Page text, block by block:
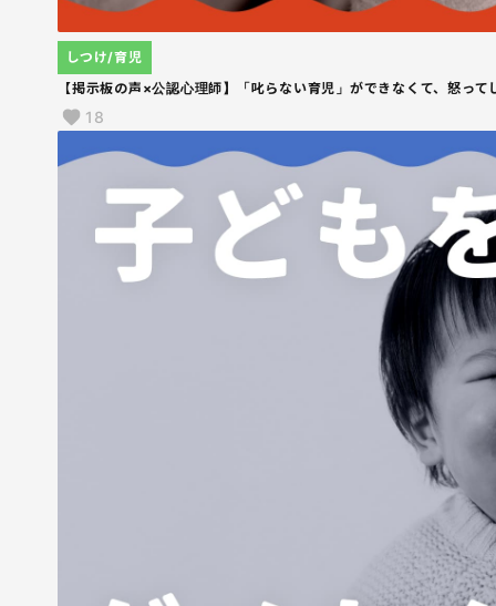
【掲示板の声×公認心理師】「叱らない育児」ができなくて、怒っ
しつけ/育児
18